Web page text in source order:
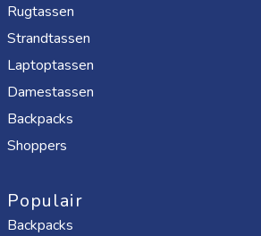
Rugtassen
Strandtassen
Laptoptassen
Damestassen
Backpacks
Shoppers
Populair
Backpacks